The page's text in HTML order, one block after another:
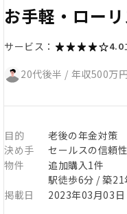
お手軽・ロー
サービス： 4.0
20代後半 / 年収500万
目的
老後の年金対策
決め手
セールスの信頼
物件
追加購入1件
駅徒歩6分 / 築
掲載日
2023年03月03日